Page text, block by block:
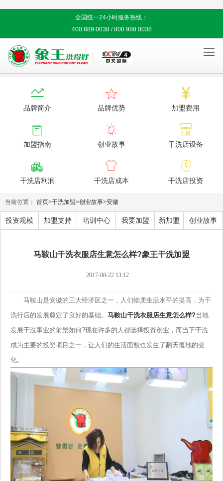
全国统一24小时服务热线：
400 889 0038 / 800 988 0038


品牌简介

品牌优势

加盟费用

加盟指南

创业故事

干洗店设备

干洗店利润

干洗店成本

干洗店投资
当前位置： 首页>干洗加盟>创业故事>安徽
投资规模 加盟支持 培训中心 我要加盟 新加盟 创业故事
马鞍山干洗衣服店生意怎么样?象王干洗加盟
2017-08-22 13:12
马鞍山是安徽的三大经济区之一，人们物质生活水平的提高，为干
洗行店的发展奠定了良好的基础。 马鞍山干洗衣服店生意怎么样?当地
发展干洗事业的前景如何?现在许多的人都选择投资创业，而当下干洗
成为主要的投资项目之一，让人们的生活面貌也发生了翻天覆地的变
化。